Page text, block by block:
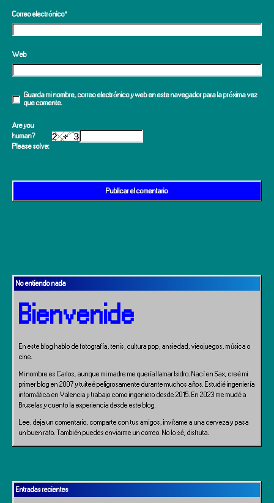
Correo electrónico*
Web
Guarda mi nombre, correo electrónico y web en este navegador para la próxima vez
que comente.
Are you
human?
Please solve:
No entiendo nada
Bienvenide
En este blog hablo de fotografía, tenis, cultura pop, ansiedad, vieojuegos, música o
cine.
Mi nombre es Carlos, aunque mi madre me quería llamar Isidro. Nací en Sax, creé mi
primer blog en 2007 y tuiteé peligrosamente durante muchos años. Estudié ingeniería
informática en Valencia y trabajo como ingeniero desde 2015. En 2023 me mudé a
Bruselas y cuento la experiencia desde este blog.
Lee, deja un comentario, comparte con tus amigos, invítame a una cerveza y pasa
un buen rato. También puedes enviarme un correo. No lo sé, disfruta.
Entradas recientes